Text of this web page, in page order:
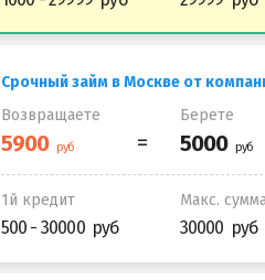
Срочный займ в Москве от
Возвращаете
Берете
1й кредит
500 - 30000
Макс.
30000